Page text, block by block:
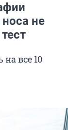
не
все 10